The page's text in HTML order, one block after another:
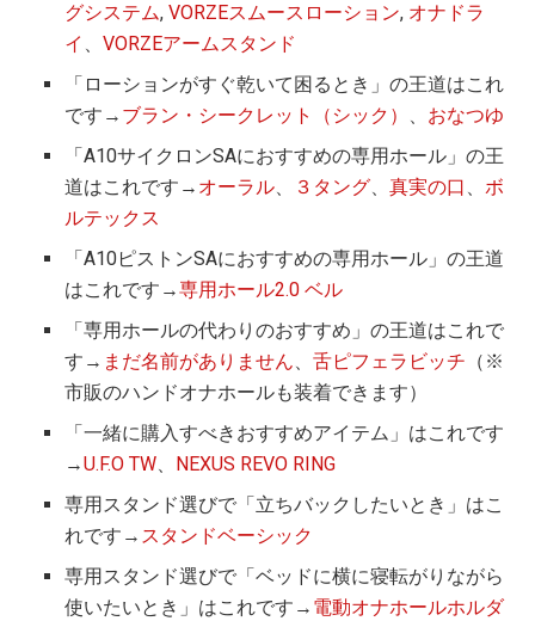
グシステム,VORZEスムースローション, オナドラ
イ 、VORZEアームスタンド
「ローションがすぐ乾いて困るとき」の王道はこれ
です→ ブラン・シークレット（シック） 、 おなつゆ
「A10サイクロンSAにおすすめの専用ホール」の王
道はこれです→ オーラル、 ３タング、真実の口 、ボ
ルテックス
「A10ピストンSAにおすすめの専用ホール」の王道
はこれです→専用ホール2.0 ベル
「専用ホールの代わりのおすすめ」の王道はこれで
す→ まだ名前がありません、舌ピフェラビッチ （※
市販のハンドオナホールも装着できます）
「一緒に購入すべきおすすめアイテム」はこれです
→U.F.O TW、 NEXUS REVO RING
専用スタンド選びで「立ちバックしたいとき」はこ
れです→ スタンドベーシック
専用スタンド選びで「ベッドに横に寝転がりながら
使いたいとき」はこれです→ 電動オナホールホルダ